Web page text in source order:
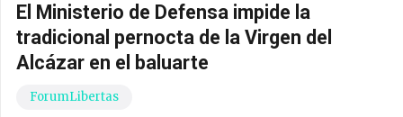
El Ministerio de Defensa impide la
tradicional pernocta de la Virgen del
Alcázar en el baluarte
ForumLibertas